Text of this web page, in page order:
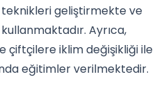
geliştirmekte ve
Ayrıca,
çiftçilere iklim değişikliği ile
eğitimler verilmektedir.